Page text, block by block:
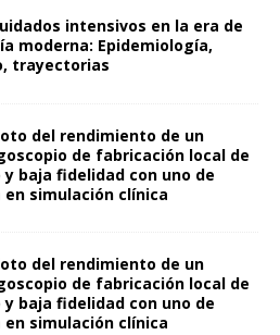
intensivos en la era de
moderna: Epidemiología,
trayectorias
del rendimiento de un
de fabricación local de
baja fidelidad con uno de
simulación clínica
del rendimiento de un
de fabricación local de
baja fidelidad con uno de
simulación clínica